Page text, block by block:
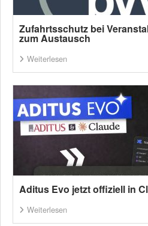
Zufahrtsschutz bei
zum Austausch
Weiterlesen
Aditus Evo jetzt offiziell in
Weiterlesen